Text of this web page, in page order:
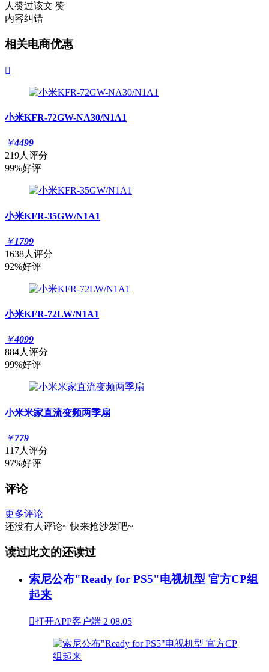
人赞过该文 赞
内容纠错
相关电商优惠

小米KFR-72GW-NA30/N1A1
￥4499
219人评分
99%好评
小米KFR-35GW/N1A1
￥1799
1638人评分
92%好评
小米KFR-72LW/N1A1
￥4099
884人评分
99%好评
小米米家直流变频两季扇
￥779
117人评分
97%好评
评论
更多评论
还没有人评论~ 快来抢沙发吧~
读过此文的还读过
索尼公布"Ready for PS5"电视机型 官方CP组
起来
打开APP客户端 2 08.05